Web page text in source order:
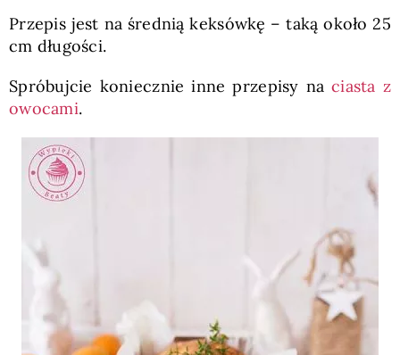
Przepis jest na średnią keksówkę – taką około 25
cm długości.
Spróbujcie koniecznie inne przepisy naciasta z
owocami.